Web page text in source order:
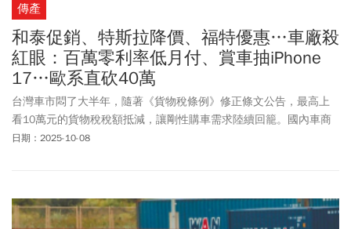
傳產
和泰促銷、特斯拉降價、福特優惠…車廠殺
紅眼：百萬零利率低月付、賞車抽iPhone
17…歐系直砍40萬
台灣車市悶了大半年，隨著《貨物稅條例》修正條文公告，最高上
看10萬元的貨物稅稅額抵減，讓剛性購車需求陸續回籠。國內車商
看好第4季車市回溫，持續祭出優惠搶客。包含和泰車、福特六和、
日期：2025-10-08